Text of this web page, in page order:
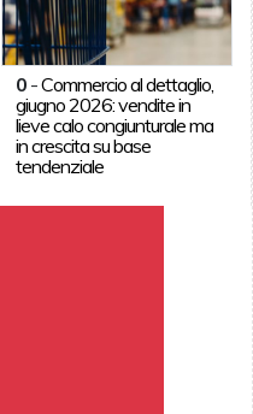
0 -Commercio al dettaglio,
giugno 2026: vendite in
lieve calo congiunturale ma
in crescita su base
tendenziale